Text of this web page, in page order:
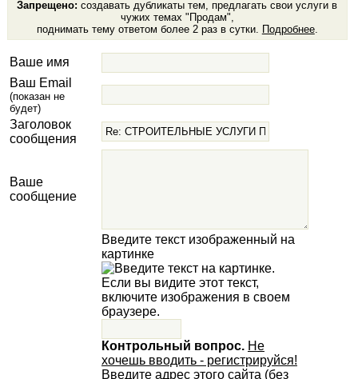
Запрещено: создавать дубликаты тем, предлагать свои услуги в
чужих темах "Продам",
поднимать тему ответом более 2 раз в сутки. Подробнее.
Ваше имя
Ваш Email
(показан не
будет)
Заголовок
сообщения
Ваше
сообщение
Введите текст изображенный на
картинке
Контрольный вопрос. Не
хочешь вводить - регистрируйся!
Введите адрес этого сайта (без